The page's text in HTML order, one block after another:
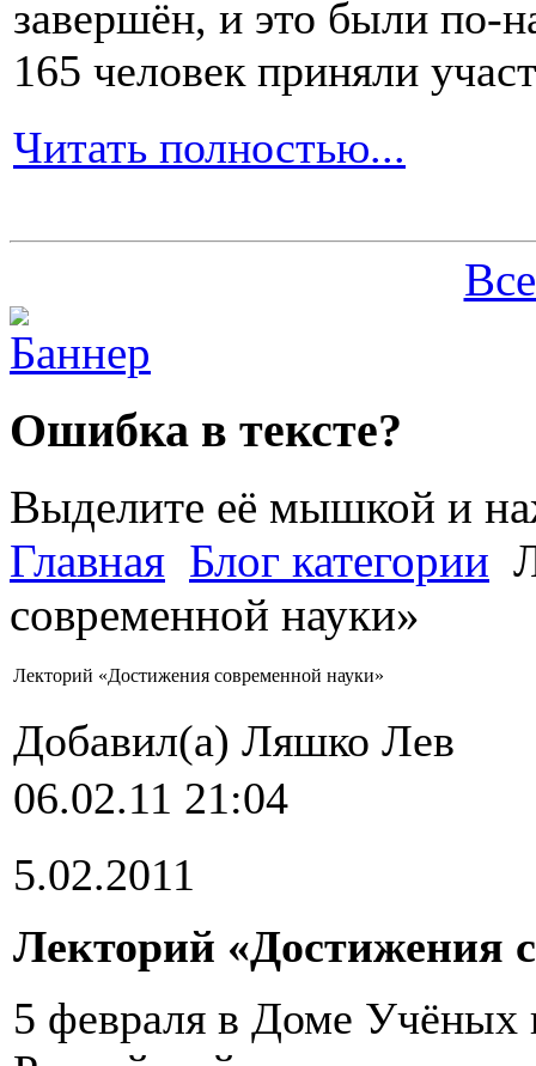
завершён, и это были по-
165 человек приняли
Читать полностью...
Ошибка в тексте?
Выделите её мышкой и
Главная Блог категории
современной науки»
Лекторий «Достижения современной науки»
Добавил(а) Ляшко Лев
06.02.11 21:04
5.02.2011
Лекторий «Достижения
5 февраля в Доме Учёных